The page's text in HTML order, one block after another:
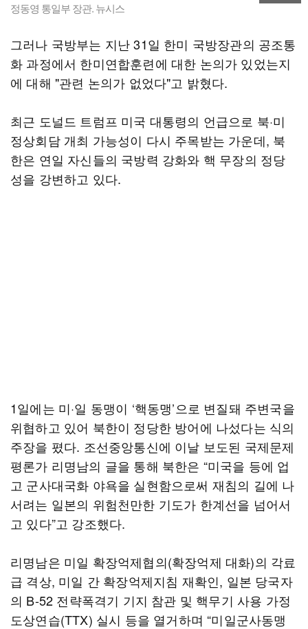
정동영 통일부 장관. 뉴시스
그러나 국방부는 지난 31일 한미 국방장관의 공조통
화 과정에서 한미연합훈련에 대한 논의가 있었는지
에 대해 "관련 논의가 없었다"고 밝혔다.
최근 도널드 트럼프 미국 대통령의 언급으로 북·미
정상회담 개최 가능성이 다시 주목받는 가운데, 북
한은 연일 자신들의 국방력 강화와 핵 무장의 정당
성을 강변하고 있다.
1일에는 미·일 동맹이 ‘핵동맹’으로 변질돼 주변국을
위협하고 있어 북한이 정당한 방어에 나섰다는 식의
주장을 폈다. 조선중앙통신에 이날 보도된 국제문제
평론가 리명남의 글을 통해 북한은 “미국을 등에 업
고 군사대국화 야욕을 실현함으로써 재침의 길에 나
서려는 일본의 위험천만한 기도가 한계선을 넘어서
고 있다”고 강조했다.
리명남은 미일 확장억제협의(확장억제 대화)의 각료
급 격상, 미일 간 확장억제지침 재확인, 일본 당국자
의 B-52 전략폭격기 기지 참관 및 핵무기 사용 가정
도상연습(TTX) 실시 등을 열거하며 “미일군사동맹